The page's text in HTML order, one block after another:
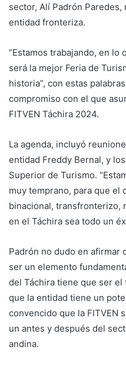
sector, Alí Padrón
entidad fronteriza.
“Estamos trabajando, en lo
será la mejor Feria de
historia”, con estas
compromiso con el que
FITVEN Táchira 2024.
La agenda, incluyó
entidad Freddy Bernal, y
Superior de Turismo.
muy temprano, para que el
binacional, transfronterizo,
en el Táchira sea todo un
Padrón no dudo en afirmar
ser un elemento
del Táchira tiene que ser el
que la entidad tiene un
convencido que la FITVEN
un antes y después del
andina.